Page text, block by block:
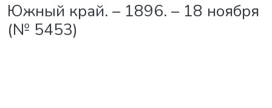
Южный край. – 1896. – 18 ноября
(№ 5453)